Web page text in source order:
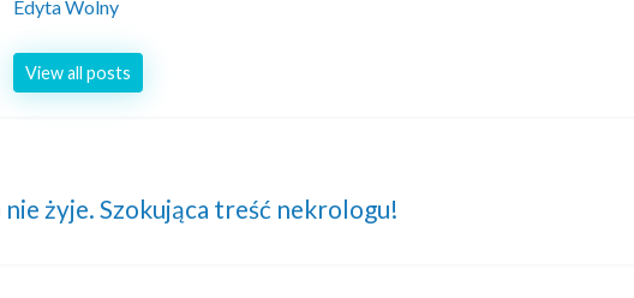
Edyta Wolny
View all posts
nie żyje. Szokująca treść nekrologu!